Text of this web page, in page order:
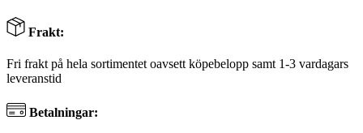
Frakt:
Fri frakt på hela sortimentet oavsett köpebelopp samt 1-3 vardagars
leveranstid
Betalningar: